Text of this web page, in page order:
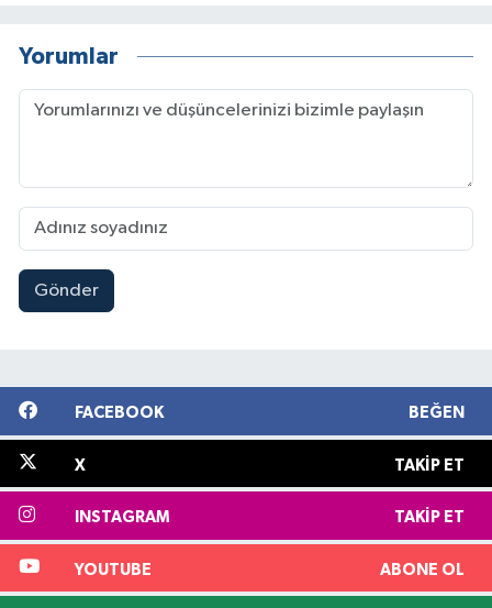
Yorumlar
Gönder
FACEBOOK BEĞEN
X TAKIP ET
INSTAGRAM TAKIP ET
YOUTUBE ABONE OL